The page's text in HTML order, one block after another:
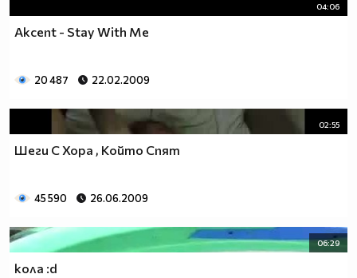
04:06
Akcent - Stay With Me
20 487 22.02.2009
02:55
Шеги С Хора , Който Спят
45 590 26.06.2009
06:29
кола :d